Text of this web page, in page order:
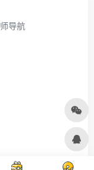
导航
by 设计资源